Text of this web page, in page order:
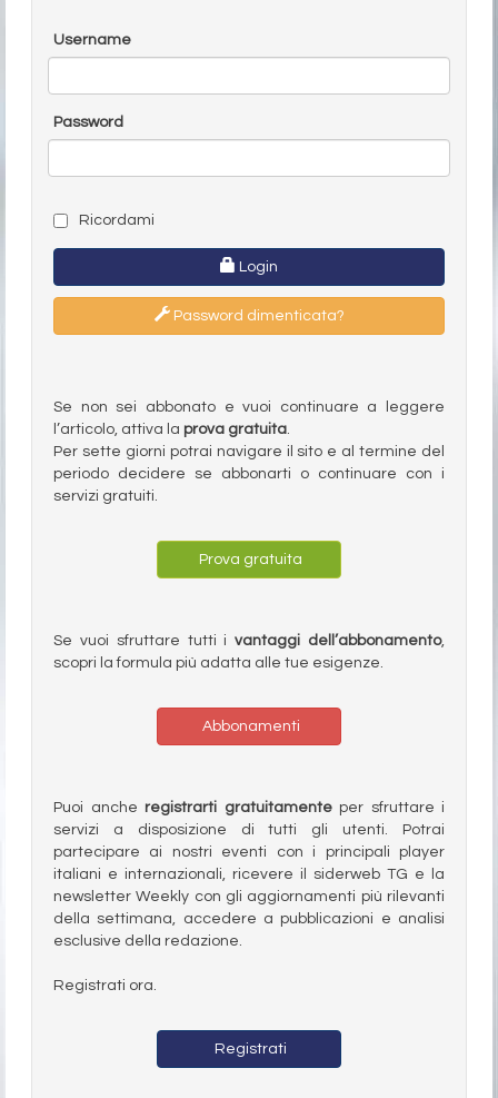
Username
Password
Ricordami
Login
Password dimenticata?
Se non sei abbonato e vuoi continuare a leggere
l’articolo, attiva la prova gratuita.
Per sette giorni potrai navigare il sito e al termine del
periodo decidere se abbonarti o continuare con i
servizi gratuiti.
Prova gratuita
Se vuoi sfruttare tutti ivantaggi dell’abbonamento,
scopri la formula più adatta alle tue esigenze.
Abbonamenti
Puoi anche registrarti gratuitamenteper sfruttare i
servizi a disposizione di tutti gli utenti. Potrai
partecipare ai nostri eventi con i principali player
italiani e internazionali, ricevere il siderweb TG e la
newsletter Weekly con gli aggiornamenti più rilevanti
della settimana, accedere a pubblicazioni e analisi
esclusive della redazione.
Registrati ora.
Registrati